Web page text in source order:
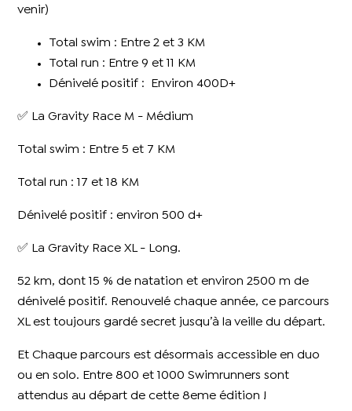
venir)
Total swim : Entre 2 et 3 KM
Total run : Entre 9 et 11 KM
Dénivelé positif : Environ 400D+
✅ La Gravity Race M - Médium
Total swim : Entre 5 et 7 KM
Total run : 17 et 18 KM
Dénivelé positif : environ 500 d+
✅ La Gravity Race XL - Long.
52 km, dont 15 % de natation et environ 2500 m de
dénivelé positif. Renouvelé chaque année, ce parcours
XL est toujours gardé secret jusqu’à la veille du départ.
Et Chaque parcours est désormais accessible en duo
ou en solo. Entre 800 et 1000 Swimrunners sont
attendus au départ de cette 8eme édition !